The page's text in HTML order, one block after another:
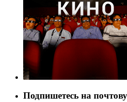
Подпишетесь на